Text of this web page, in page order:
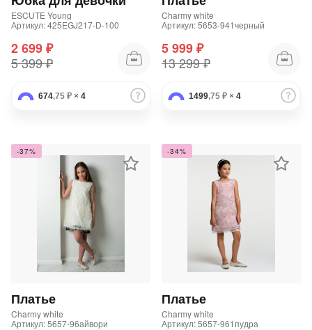
ESCUTE Young
Артикул: 425EGJ217-D-100
2 699 ₽
5 399 ₽
674,75 ₽ × 4
Charmy white
Артикул: 5653-941черный
5 999 ₽
13 299 ₽
1499,75 ₽ × 4
-37%
Платье
Charmy white
Артикул: 5657-96айвори
-34%
Платье
Charmy white
Артикул: 5657-961пудра